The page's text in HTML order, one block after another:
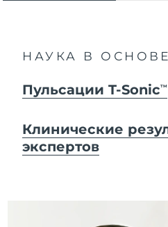
НАУКА В
Пульсации T-SonicTM
Клинические
экспертов